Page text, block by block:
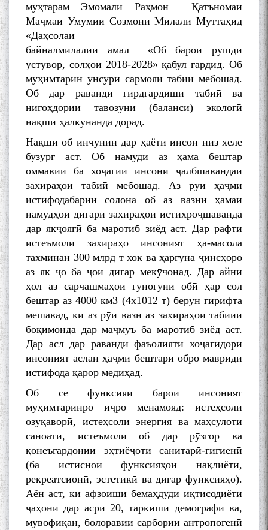
муҳтарам Эмомалӣ Раҳмон Қатъномаи
Маҷмаи Умумии Созмони Милали Муттаҳид
«Даҳсолаи
байналмилалии амал «Об барои рушди
устувор, солҳои 2018-2028» қабул гардид. Об
муҳимтарин унсури сармояи табиӣ мебошад.
Об дар раванди гирдгардиши табиӣ ва
нигоҳдории тавозуни (баланси) экологӣ
нақши ҳалкунанда дорад.
Нақши об инчунин дар ҳаёти инсон низ хеле
бузург аст. Об намуди аз ҳама бештар
оммавии ба хоҷагии инсонӣ ҷалбшавандаи
захираҳои табиӣ мебошад. Аз рӯи ҳаҷми
истифодабарии солона об аз вазни ҳамаи
намудҳои дигари захираҳои истихроҷшаванда
дар якҷоягӣ ба маротиб зиёд аст. Дар рафти
истеъмоли захираҳо инсоният ҳа-масола
тахминан 300 млрд т хок ва ҳаргуна ҷинсҳоро
аз як ҷо ба ҷои дигар мекӯчонад. Дар айни
ҳол аз сарчашмаҳои гуногуни обӣ ҳар сол
бештар аз 4000 км3 (4х1012 т) берун гирифта
мешавад, ки аз рӯи вазн аз захираҳои табиии
боқимонда дар маҷмӯъ ба маротиб зиёд аст.
Дар асл дар раванди фаъолияти хоҷагидорӣ
инсоният аслан ҳаҷми бештари обро мавриди
истифода қарор медиҳад.
Об се функсияи барои инсоният
муҳимтаринро иҷро менамояд: истеҳсоли
озуқаворӣ, истеҳсоли энергия ва маҳсулоти
саноатӣ, истеъмоли об дар рӯзгор ва
қонеъгардонии эҳтиёҷоти санитарӣ-гигиенӣ
(ба истиснои функсияҳои нақлиётӣ,
рекреатсионӣ, эстетикӣ ва дигар функсияҳо).
Аён аст, ки афзоиши бемаҳдуди иқтисодиёти
ҷаҳонӣ дар асри 20, таркиши демографӣ ва,
мувофиқан, болоравии сарбории антропогенӣ